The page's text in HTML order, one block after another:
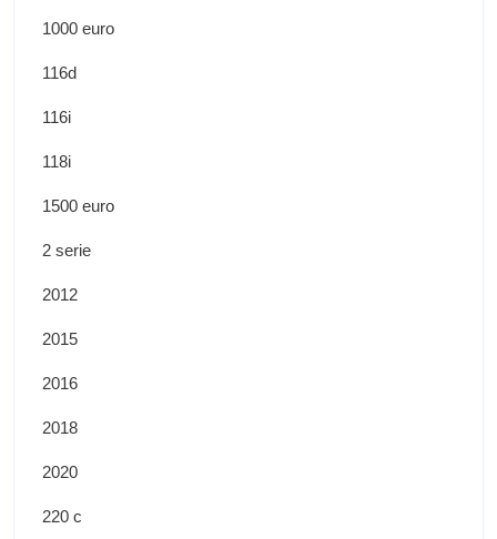
1000 euro
116d
116i
118i
1500 euro
2 serie
2012
2015
2016
2018
2020
220 c